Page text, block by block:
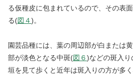
る仮種皮に包まれているので、その表
る(図４)。
園芸品種には、葉の周辺部が白または
部が淡色となる中斑(図６)などの斑入り
垣を見て歩くと近年は斑入りの方が多